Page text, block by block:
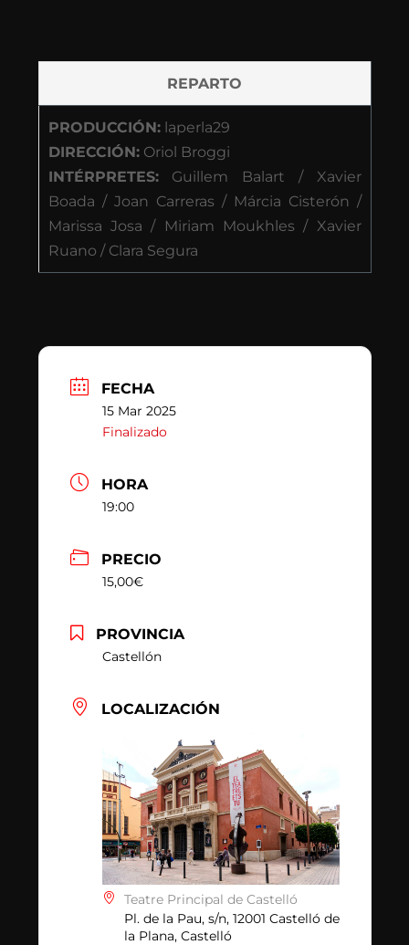
REPARTO
PRODUCCIÓN:laperla29
DIRECCIÓN:Oriol Broggi
INTÉRPRETES:Guillem Balart / Xavier
Boada / Joan Carreras / Márcia Cisterón /
Marissa Josa / Miriam Moukhles / Xavier
Ruano / Clara Segura
FECHA
15 Mar 2025
Finalizado
HORA
19:00
PRECIO
15,00€
PROVINCIA
Castellón
LOCALIZACIÓN
Teatre Principal de Castelló
Pl. de la Pau, s/n, 12001 Castelló de
la Plana, Castelló